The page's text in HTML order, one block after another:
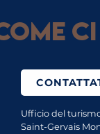
Ufficio del
Saint-Gervais